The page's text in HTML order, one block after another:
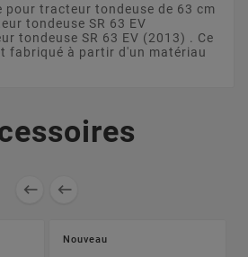
pour tracteur tondeuse de 63 cm
tondeuse SR 63 EV
tondeuse SR 63 EV (2013) . Ce
fabriqué à partir d'un matériau
 
Nouveau